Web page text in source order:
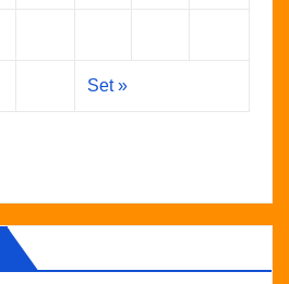
Set »